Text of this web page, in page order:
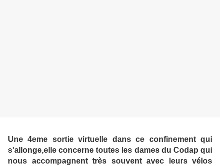
Une 4eme sortie virtuelle dans ce confinement qui
s'allonge,elle concerne toutes les dames du Codap qui
nous accompagnent très souvent avec leurs vélos